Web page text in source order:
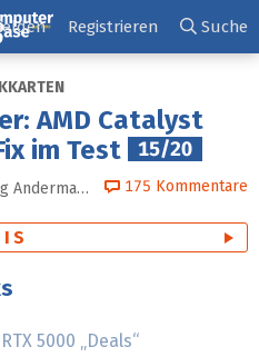
RTX 5000 „Deals“
Registrieren Suche
AMD Catalyst
im Test
15/20
Andermahr 175 Kommentare